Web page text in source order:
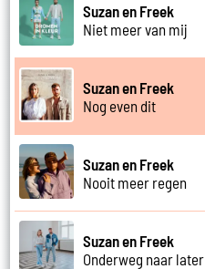
Suzan en Freek
Niet meer van mij
Suzan en Freek
Nog even dit
Suzan en Freek
Nooit meer regen
Suzan en Freek
Onderweg naar later